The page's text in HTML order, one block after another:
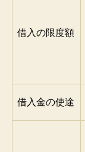
借入の限度額
借入金の使途